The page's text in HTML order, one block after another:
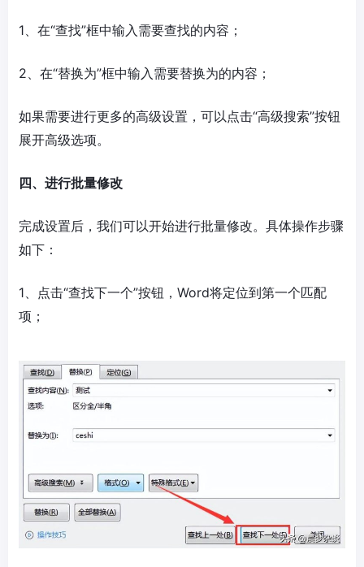
1、在“查找”框中输入需要查找的内容；
2、在“替换为”框中输入需要替换为的内容；
如果需要进行更多的高级设置，可以点击“高级搜索”按钮
展开高级选项。
四、进行批量修改
完成设置后，我们可以开始进行批量修改。具体操作步骤
如下：
1、点击“查找下一个”按钮，Word将定位到第一个匹配
项；